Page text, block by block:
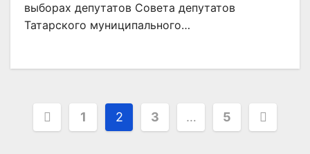
выборах депутатов Совета депутатов
Татарского муниципального…
Пагинация
1 2 3 … 5